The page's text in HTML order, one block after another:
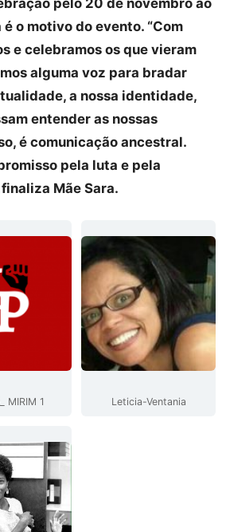
o motivo do evento. “Com
e celebramos os que vieram
alguma voz para bradar
a nossa identidade,
entender as nossas
é comunicação ancestral.
pela luta e pela
Mãe Sara.
MIRIM 1 Leticia-Ventania